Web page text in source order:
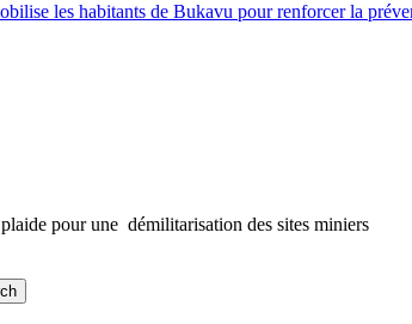
les habitants de Bukavu pour renforcer la
pour une démilitarisation des sites miniers